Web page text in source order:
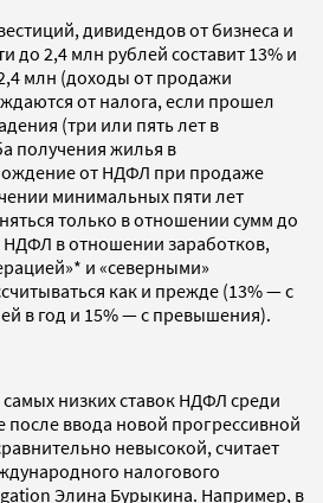
дивидендов от бизнеса и
до 2,4 млн рублей составит 13% и
млн (доходы от продажи
от налога, если прошел
(три или пять лет в
получения жилья в
от НДФЛ при продаже
минимальных пяти лет
только в отношении сумм до
в отношении заработков,
и «северными»
как и прежде (13% — с
в год и 15% — с превышения).
низких ставок НДФЛ среди
после ввода новой прогрессивной
невысокой, считает
налогового
Элина Бурыкина. Например, в